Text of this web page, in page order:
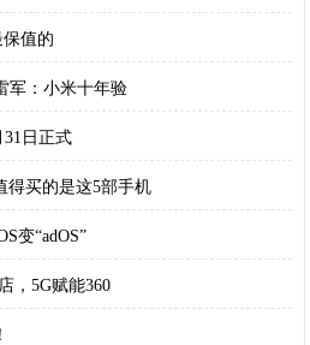
保值的
军：小米十年验
31日正式
得买的是这5部手机
变“adOS”
，5G赋能360